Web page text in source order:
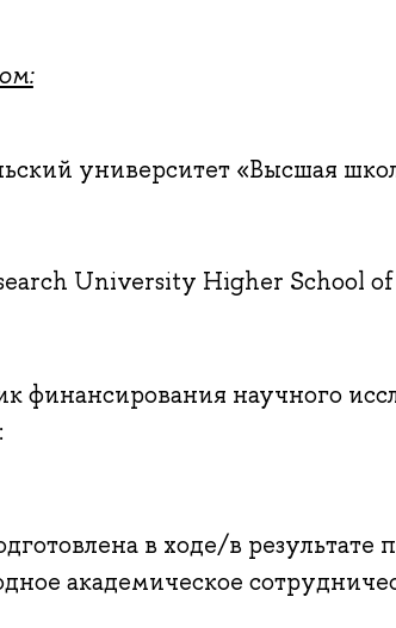
университет «Высшая
University Higher School of
финансирования научного
в ходе/в результате
академическое